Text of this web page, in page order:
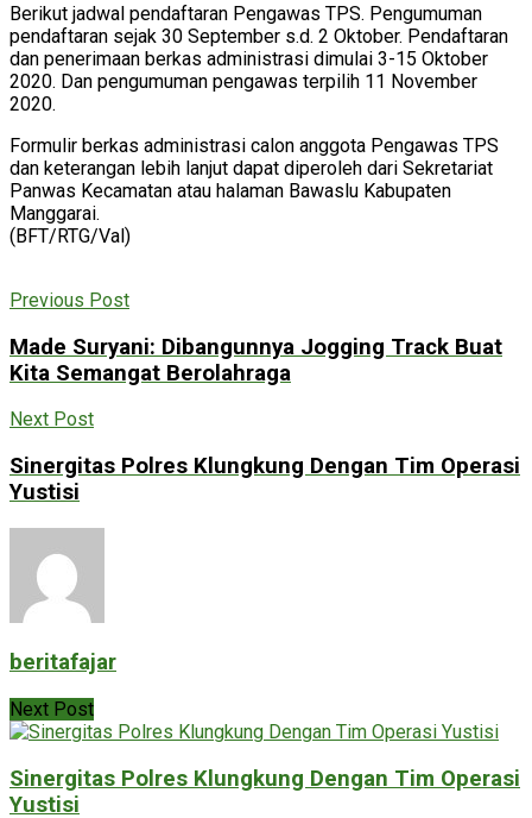
Berikut jadwal pendaftaran Pengawas TPS. Pengumuman
pendaftaran sejak 30 September s.d. 2 Oktober. Pendaftaran
dan penerimaan berkas administrasi dimulai 3-15 Oktober
2020. Dan pengumuman pengawas terpilih 11 November
2020.
Formulir berkas administrasi calon anggota Pengawas TPS
dan keterangan lebih lanjut dapat diperoleh dari Sekretariat
Panwas Kecamatan atau halaman Bawaslu Kabupaten
Manggarai.
(BFT/RTG/Val)
Previous Post
Made Suryani: Dibangunnya Jogging Track Buat
Kita Semangat Berolahraga
Next Post
Sinergitas Polres Klungkung Dengan Tim Operasi
Yustisi
beritafajar
Next Post
Sinergitas Polres Klungkung Dengan Tim Operasi
Yustisi